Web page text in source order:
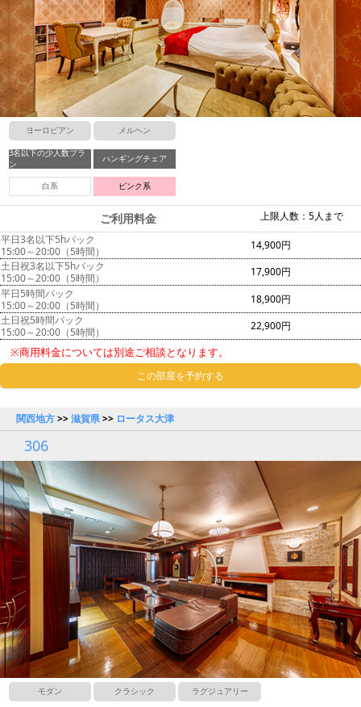
ヨーロピアン メルヘン
3名以下の少人数プラ
ン
ハンギングチェア
白系 ピンク系
上限人数：5人まで
ご利用料金
平日3名以下5hパック
15:00～20:00（5時間）
14,900円
土日祝3名以下5hパック
15:00～20:00（5時間）
17,900円
平日5時間パック
15:00～20:00（5時間）
18,900円
土日祝5時間パック
15:00～20:00（5時間）
22,900円
※商用料金については別途ご相談となります。
この部屋を予約する
関西地方>>滋賀県>> ロータス大津
306
モダン クラシック ラグジュアリー